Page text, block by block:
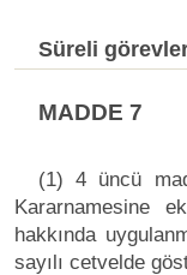
Süreli
MADDE 7
(1) 4 üncü
Kararnamesine
hakkında
sayılı cetvelde